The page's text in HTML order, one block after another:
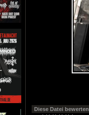
Diese Datei bewerten